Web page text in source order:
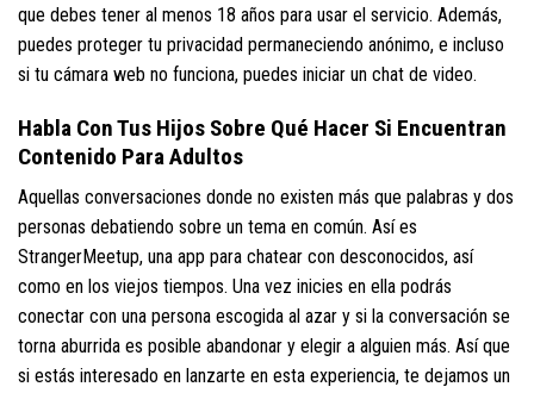
que debes tener al menos 18 años para usar el servicio. Además,
puedes proteger tu privacidad permaneciendo anónimo, e incluso
si tu cámara web no funciona, puedes iniciar un chat de video.
Habla Con Tus Hijos Sobre Qué Hacer Si Encuentran
Contenido Para Adultos
Aquellas conversaciones donde no existen más que palabras y dos
personas debatiendo sobre un tema en común. Así es
StrangerMeetup, una app para chatear con desconocidos, así
como en los viejos tiempos. Una vez inicies en ella podrás
conectar con una persona escogida al azar y si la conversación se
torna aburrida es posible abandonar y elegir a alguien más. Así que
si estás interesado en lanzarte en esta experiencia, te dejamos un